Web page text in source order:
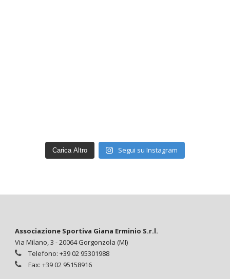
Carica Altro Segui su Instagram
Associazione Sportiva Giana Erminio S.r.l.
Via Milano, 3 - 20064 Gorgonzola (MI)
Telefono: +39 02 95301988
Fax: +39 02 95158916